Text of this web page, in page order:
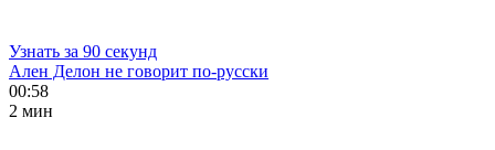
Узнать за 90 секунд
Ален Делон не говорит по-русски
00:58
2 мин